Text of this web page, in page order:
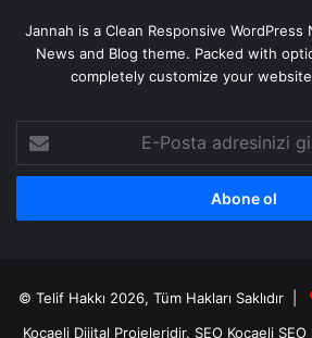
Jannah is a Clean Responsive WordPress
News and Blog theme. Packed with
completely customize your
Posta
adresinizi
© Telif Hakkı 2026, Tüm Hakları Saklıdır |
Kocaeli Dijital Projeleridir. SEO Kocaeli SEO